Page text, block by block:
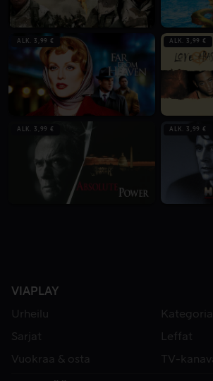
ALK. 3,99 € ALK. 3,99 €
ALK. 3,99 € ALK. 3,99 €
VIAPLAY
Urheilu
Sarjat
Leffat
Vuokraa & osta
TV-